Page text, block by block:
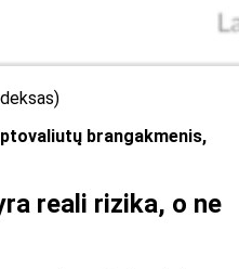
brangakmenis,
reali rizika, o ne